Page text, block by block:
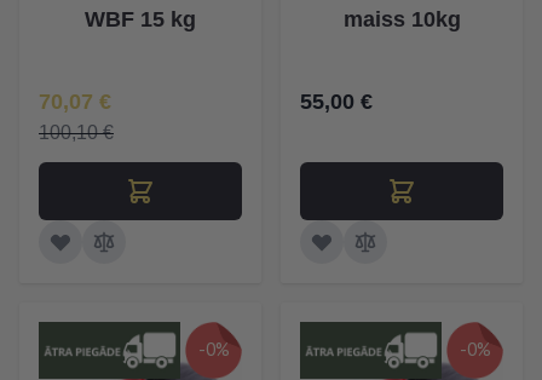
WBF 15 kg
Īpaša Cena
70,07 €
100,10 €
maiss 10kg
55,00 €
-0% -0%